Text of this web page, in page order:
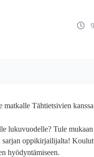
matkalle Tähtietsivien
lukuvuodelle? Tule
sarjan oppikirjailijalta!
hyödyntämiseen.